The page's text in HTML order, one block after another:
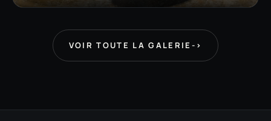
VOIR TOUTE LA GALERIE ->